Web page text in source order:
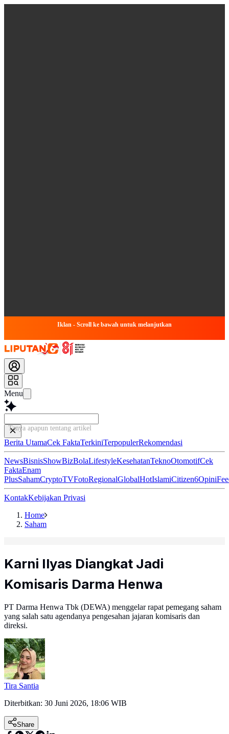
Iklan - Scroll ke bawah untuk melanjutkan
Menu
Tanya apapun tentang artikel ini...
Berita UtamaCek FaktaTerkiniTerpopulerRekomendasi
NewsBisnisShowBizBolaLifestyleKesehatanTeknoOtomotifCek
FaktaEnam
PlusSahamCryptoTVFotoRegionalGlobalHotIslamiCitizen6Opini
KontakKebijakan Privasi
Home
Saham
Karni Ilyas Diangkat Jadi
Komisaris Darma Henwa
PT Darma Henwa Tbk (DEWA) menggelar rapat pemegang saham
yang salah satu agendanya pengesahan jajaran komisaris dan
direksi.
Tira Santia
Diterbitkan: 30 Juni 2026, 18:06 WIB
Share